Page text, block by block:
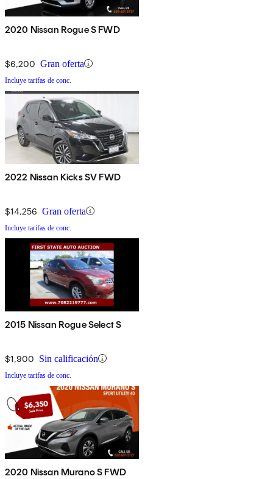
2020 Nissan Rogue S FWD
$6,200 Gran oferta
Incluye tarifas de conc.
2022 Nissan Kicks SV FWD
$14,256 Gran oferta
Incluye tarifas de conc.
2015 Nissan Rogue Select S
$1,900 Sin calificación
Incluye tarifas de conc.
2020 Nissan Murano S FWD